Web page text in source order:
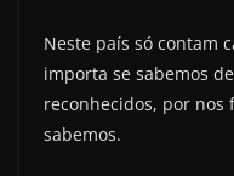
Neste país só contam
importa se sabemos
reconhecidos, por
sabemos.